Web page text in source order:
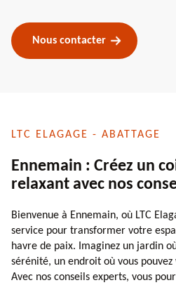
Nous contacter
LTC ELAGAGE - ABATTAGE
Ennemain : Créez un
relaxant avec nos
Bienvenue à Ennemain, où LTC
service pour transformer votre
havre de paix. Imaginez un jardin
sérénité, un endroit où vous
Avec nos conseils experts, vous